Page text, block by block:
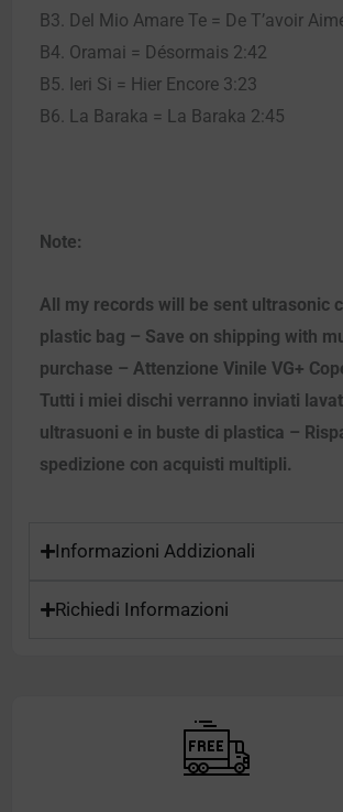
B3. Del Mio Amare Te = De T’avoir
B4. Oramai = Désormais 2:42
B5. Ieri Si = Hier Encore 3:23
B6. La Baraka = La Baraka 2:45
Note:
All my records will be sent ultrasonic
plastic bag – Save on shipping with
purchase – Attenzione Vinile VG+
Tutti i miei dischi verranno inviati
ultrasuoni e in buste di plastica –
spedizione con acquisti multipli.
Informazioni Addizionali
Richiedi Informazioni